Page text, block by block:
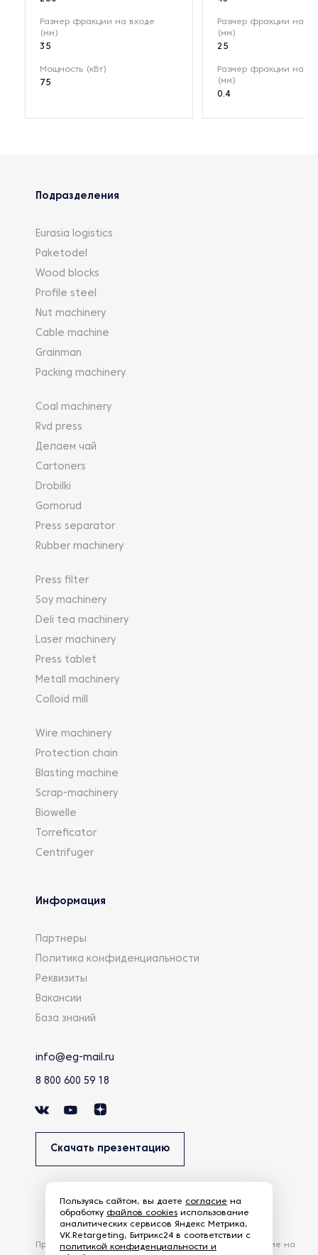
Размер фракции на входе
(мм)
35
Мощность (кВт)
75
Размер фракции на
(мм)
25
Размер фракции на
(мм)
0.4
Подразделения
Eurasia logistics
Paketodel
Wood blocks
Profile steel
Nut machinery
Cable machine
Grainman
Packing machinery
Coal machinery
Rvd press
Делаем чай
Cartoners
Drobilki
Gornorud
Press separator
Rubber machinery
Press filter
Soy machinery
Deli tea machinery
Laser machinery
Press tablet
Metall machinery
Colloid mill
Wire machinery
Protection chain
Blasting machine
Scrap-machinery
Biowelle
Torreficator
Centrifuger
Информация
Партнеры
Политика конфиденциальности
Реквизиты
Вакансии
База знаний
info@eg-mail.ru
8 800 600 59 18
Скачать презентацию
Продолжая использовать наш сайт, вы даете согласие на
Пользуясь сайтом, вы даете согласие на
обработку файлов cookies использование
аналитических сервисов Яндекс Метрика,
VK.Retargeting, Битрикс24 в соответствии с
политикой конфиденциальности и